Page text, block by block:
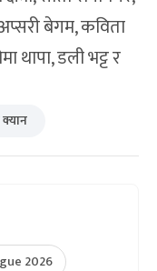
बेगम, कविता
थापा, डली भट्ट र
2026